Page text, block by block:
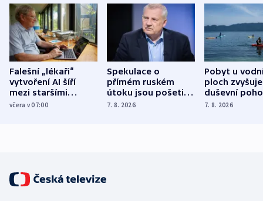
Falešní „lékaři“
vytvoření AI šíří
mezi staršími
Poláky nebezpečné
včera v 07:00
Spekulace o
přímém ruském
útoku jsou pošetilé,
míní estonský
7. 8. 2026
Pobyt u
ploch zvyšuje
duševní
ukázala
7. 8. 2026